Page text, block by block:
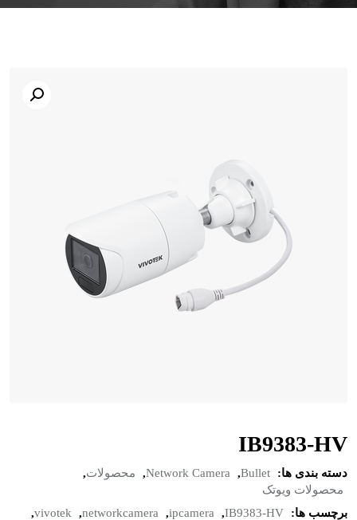
IB9383-HV
دسته بندی ها: Bullet
,
Network Camera
, محصولات,
محصولات ویوتک
برچسب ها:
IB9383-HV
,
ipcamera
,
networkcamera
,
vivotek
,